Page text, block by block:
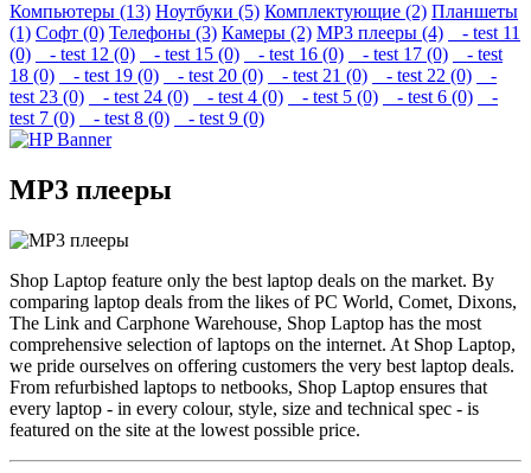
Компьютеры (13) Ноутбуки (5) Комплектующие (2) Планшеты
(1) Софт (0) Телефоны (3) Камеры (2) MP3 плееры (4)
- test 11
(0)
- test 12 (0) - test 15 (0) - test 16 (0) - test 17 (0)
- test
18 (0)
- test 19 (0) - test 20 (0) - test 21 (0) - test 22 (0)
-
test 23 (0)
- test 24 (0) - test 4 (0) - test 5 (0) - test 6 (0)
-
test 7 (0)
- test 8 (0) - test 9 (0)
MP3 плееры
Shop Laptop feature only the best laptop deals on the market. By
comparing laptop deals from the likes of PC World, Comet, Dixons,
The Link and Carphone Warehouse, Shop Laptop has the most
comprehensive selection of laptops on the internet. At Shop Laptop,
we pride ourselves on offering customers the very best laptop deals.
From refurbished laptops to netbooks, Shop Laptop ensures that
every laptop - in every colour, style, size and technical spec - is
featured on the site at the lowest possible price.